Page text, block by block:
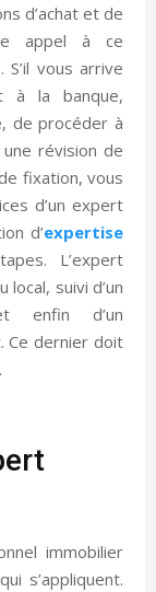
d’achat et de
appel à ce
vous arrive
à la banque,
de procéder à
révision de
fixation, vous
d’un expert
d’expertise
L’expert
suivi d’un
enfin d’un
Ce dernier doit
immobilier
s’appliquent.